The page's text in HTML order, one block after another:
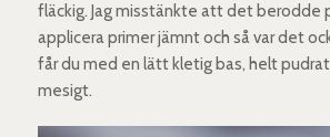
fläckig. Jag misstänkte att det berodde
applicera primer jämnt och så var det
får du med en lätt kletig bas, helt
mesigt.